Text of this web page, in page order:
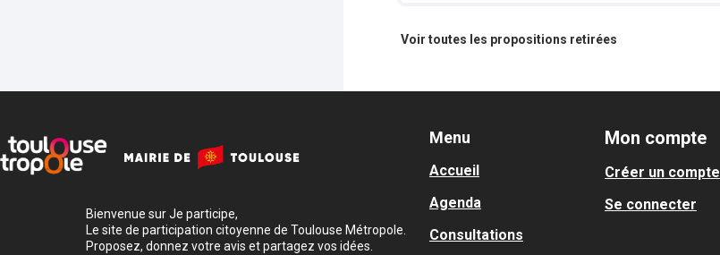
Voir toutes les propositions retirées
Bienvenue sur Je participe,
Le site de participation citoyenne de Toulouse Métropole.
Proposez, donnez votre avis et partagez vos idées.
Menu
Accueil
Agenda
Consultations
Mon compte
Créer un compte
Se connecter